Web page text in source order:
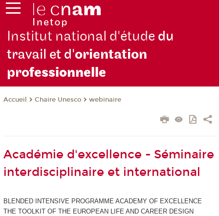
Institut national d'étude du
travail et d'orientation
professionnelle
Accueil Chaire Unesco webinaire
Académie d'excellence - Séminaire
interdisciplinaire et international
BLENDED INTENSIVE PROGRAMME ACADEMY OF EXCELLENCE
THE TOOLKIT OF THE EUROPEAN LIFE AND CAREER DESIGN